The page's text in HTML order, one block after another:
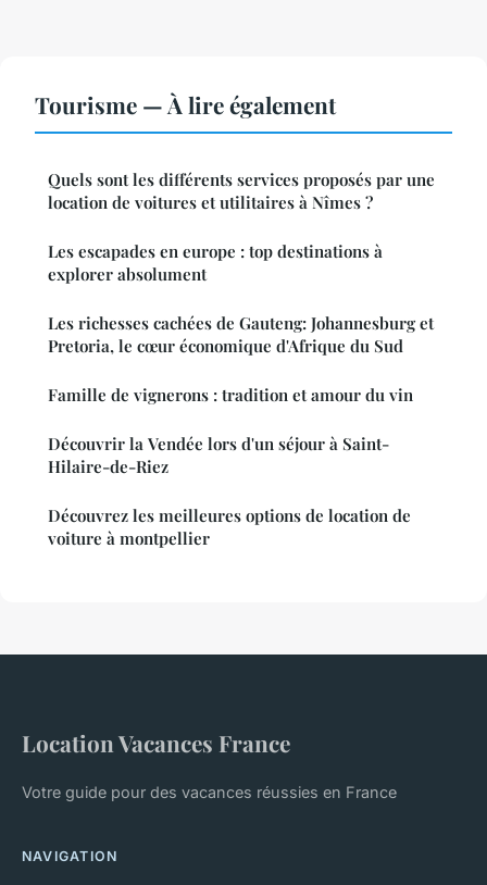
Tourisme — À lire également
Quels sont les différents services proposés par une
location de voitures et utilitaires à Nîmes ?
Les escapades en europe : top destinations à
explorer absolument
Les richesses cachées de Gauteng: Johannesburg et
Pretoria, le cœur économique d'Afrique du Sud
Famille de vignerons : tradition et amour du vin
Découvrir la Vendée lors d'un séjour à Saint-
Hilaire-de-Riez
Découvrez les meilleures options de location de
voiture à montpellier
Location Vacances France
Votre guide pour des vacances réussies en France
NAVIGATION